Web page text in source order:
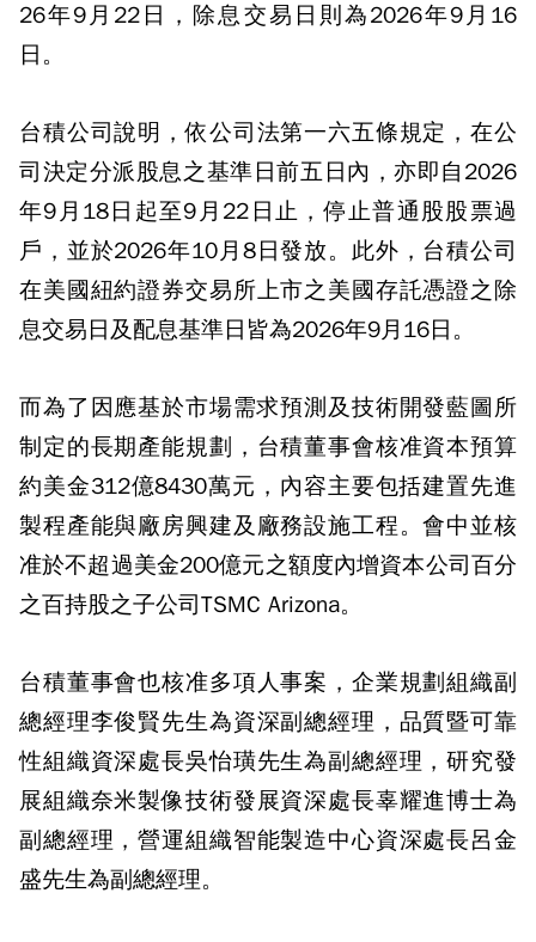
26年9月22日，除息交易日則為2026年9月16
日。
台積公司說明，依公司法第一六五條規定，在公
司決定分派股息之基準日前五日內，亦即自2026
年9月18日起至9月22日止，停止普通股股票過
戶，並於2026年10月8日發放。此外，台積公司
在美國紐約證券交易所上市之美國存託憑證之除
息交易日及配息基準日皆為2026年9月16日。
而為了因應基於市場需求預測及技術開發藍圖所
制定的長期產能規劃，台積董事會核准資本預算
約美金312億8430萬元，內容主要包括建置先進
製程產能與廠房興建及廠務設施工程。會中並核
准於不超過美金200億元之額度內增資本公司百分
之百持股之子公司TSMC Arizona。
台積董事會也核准多項人事案，企業規劃組織副
總經理李俊賢先生為資深副總經理，品質暨可靠
性組織資深處長吳怡璜先生為副總經理，研究發
展組織奈米製像技術發展資深處長辜耀進博士為
副總經理，營運組織智能製造中心資深處長呂金
盛先生為副總經理。